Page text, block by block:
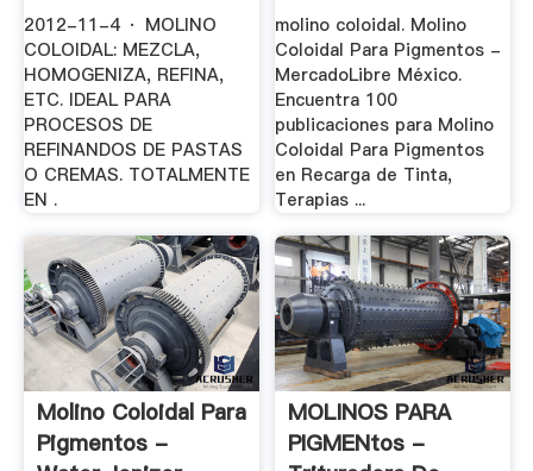
2012-11-4 · MOLINO
COLOIDAL: MEZCLA,
HOMOGENIZA, REFINA,
ETC. IDEAL PARA
PROCESOS DE
REFINANDOS DE PASTAS
O CREMAS. TOTALMENTE
EN .
molino coloidal. Molino
Coloidal Para Pigmentos -
MercadoLibre México.
Encuentra 100
publicaciones para Molino
Coloidal Para Pigmentos
en Recarga de Tinta,
Terapias ...
Molino Coloidal Para
Pigmentos -
MOLINOS PARA
PIGMENtos -